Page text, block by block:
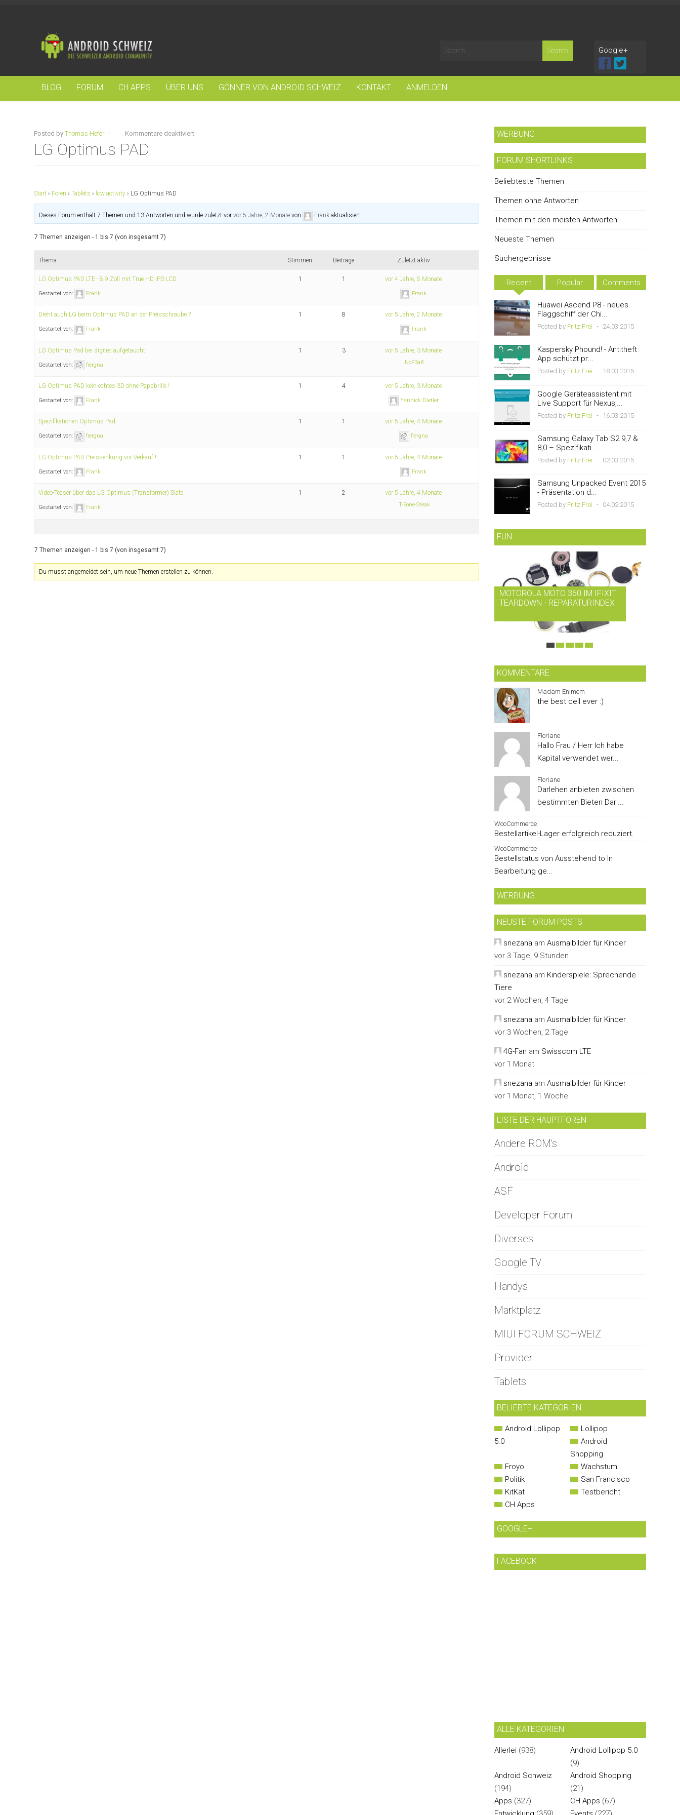
Google+
BLOG FORUM CH APPS ÜBER UNS GÖNNER VON ANDROID SCHWEIZ KONTAKT ANMELDEN
Posted by Thomas Hofer - - Kommentare deaktiviert
LG Optimus PAD
Start › Foren › Tablets › low activity › LG Optimus PAD
Dieses Forum enthält 7 Themen und 13 Antworten und wurde zuletzt vorvor 5 Jahre, 2 Monate von Frank aktualisiert.
7 Themen anzeigen - 1 bis 7 (von insgesamt 7)
Thema Stimmen Beiträge Zuletzt aktiv
LG Optimus PAD LTE - 8,9 Zoll mit True HD IPS-LCD
Gestartet von: Frank
1 1 vor 4 Jahre, 5 Monate
Frank
Dreht auch LG beim Optimus PAD an der Preisschraube ?
Gestartet von: Frank
1 8 vor 5 Jahre, 2 Monate
Frank
LG Optimus Pad bei digitec aufgetaucht
Gestartet von: fiergna
1 3 vor 5 Jahre, 3 Monate
NoF3aR
LG Optimus PAD kein echtes 3D ohne Pappbrille !
Gestartet von: Frank
1 4 vor 5 Jahre, 3 Monate
Yannick Dietler
Spezifikationen Optimus Pad
Gestartet von: fiergna
1 1 vor 5 Jahre, 4 Monate
fiergna
LG-Optimus PAD Preissenkung vor Verkauf !
Gestartet von: Frank
1 1 vor 5 Jahre, 4 Monate
Frank
Video-Teaser über das LG Optimus (Transformer) Slate
Gestartet von: Frank
1 2 vor 5 Jahre, 4 Monate
T-Bone-Steak
7 Themen anzeigen - 1 bis 7 (von insgesamt 7)
Du musst angemeldet sein, um neue Themen erstellen zu können.
WERBUNG
FORUM SHORTLINKS
Beliebteste Themen
Themen ohne Antworten
Themen mit den meisten Antworten
Neueste Themen
Suchergebnisse
Recent Popular Comments
Huawei Ascend P8 - neues
Flaggschiff der Chi...
Posted by Fritz Frei - 24.03.2015
Kaspersky Phound! - Antitheft
App schützt pr...
Posted by Fritz Frei - 18.03.2015
Google Geräteassistent mit
Live Support für Nexus,...
Posted by Fritz Frei - 16.03.2015
Samsung Galaxy Tab S2 9,7 &
8,0 – Spezifikati...
Posted by Fritz Frei - 02.03.2015
Samsung Unpacked Event 2015
- Präsentation d...
Posted by Fritz Frei - 04.02.2015
FUN
MOTOROLA MOTO 360 IM IFIXIT
TEARDOWN - REPARATURINDEX
...
KOMMENTARE
Madam Enimem
the best cell ever :)
Floriane
Hallo Frau / Herr Ich habe
Kapital verwendet wer...
Floriane
Darlehen anbieten zwischen
bestimmten Bieten Darl...
WooCommerce
Bestellartikel-Lager erfolgreich reduziert.
WooCommerce
Bestellstatus von Ausstehend to In
Bearbeitung ge...
WERBUNG
NEUSTE FORUM POSTS
snezana am Ausmalbilder für Kinder
vor 3 Tage, 9 Stunden
snezana am Kinderspiele: Sprechende
Tiere
vor 2 Wochen, 4 Tage
snezana am Ausmalbilder für Kinder
vor 3 Wochen, 2 Tage
4G-Fan am Swisscom LTE
vor 1 Monat
snezana am Ausmalbilder für Kinder
vor 1 Monat, 1 Woche
LISTE DER HAUPTFOREN
Andere ROM's
Android
ASF
Developer Forum
Diverses
Google TV
Handys
Marktplatz
MIUI FORUM SCHWEIZ
Provider
Tablets
BELIEBTE KATEGORIEN
Android Lollipop
5.0
Lollipop
Android
Shopping
Froyo
Wachstum
Politik
San Francisco
KitKat
Testbericht
CH Apps
GOOGLE+
FACEBOOK
ALLE KATEGORIEN
Allerlei (938)
Android Lollipop 5.0
(9)
Android Schweiz
(194)
Android Shopping
(21)
Apps (327) CH Apps (67)